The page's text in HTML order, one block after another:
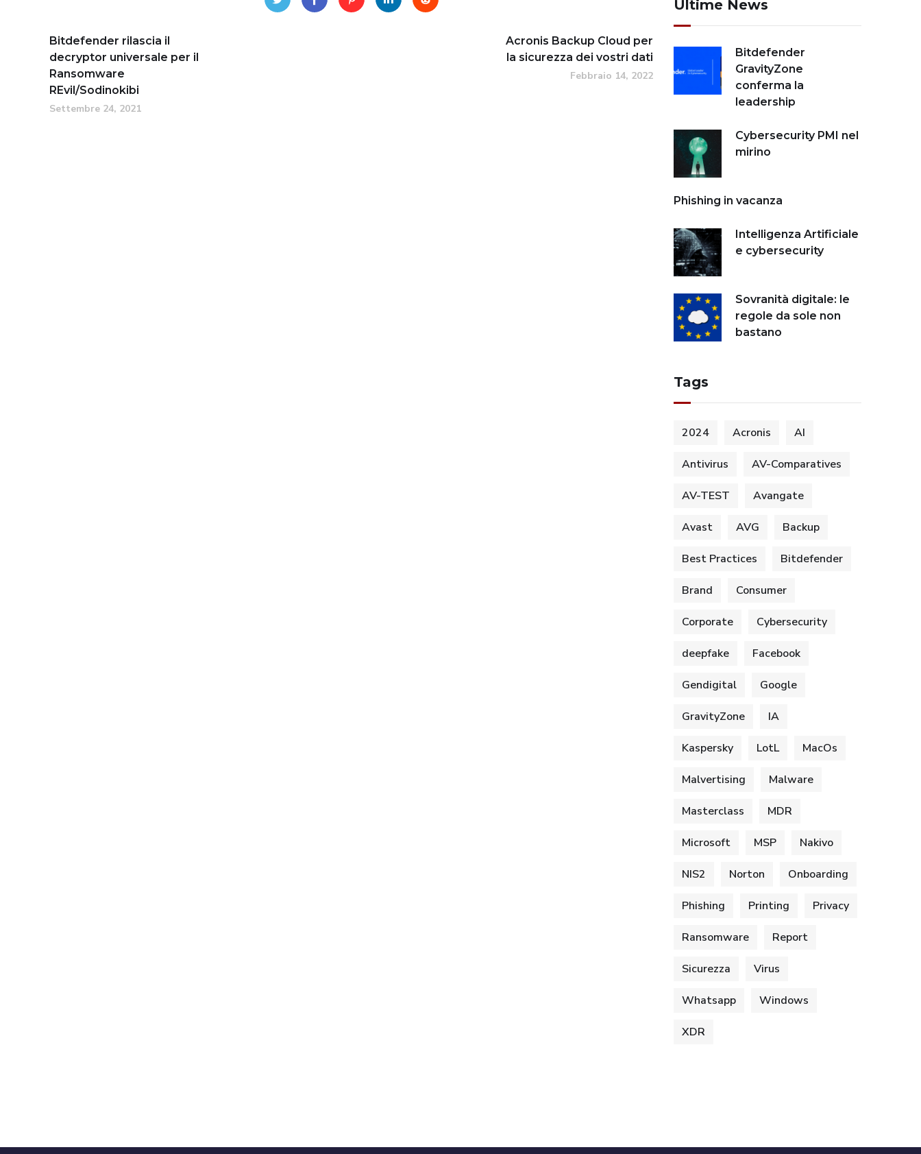
Bitdefender rilascia il
decryptor universale per il
Ransomware
REvil/Sodinokibi
Settembre 24, 2021
Acronis Backup Cloud per
la sicurezza dei vostri dati
Febbraio 14, 2022
Ultime News
Bitdefender
GravityZone
conferma la
leadership
Cybersecurity PMI nel
mirino
Phishing in vacanza
Intelligenza Artificiale
e cybersecurity
Sovranità digitale: le
regole da sole non
bastano
Tags
2024 Acronis AI
Antivirus AV-Comparatives
AV-TEST Avangate
Avast AVG Backup
Best Practices Bitdefender
Brand Consumer
Corporate Cybersecurity
deepfake Facebook
Gendigital Google
GravityZone IA
Kaspersky LotL MacOs
Malvertising Malware
Masterclass MDR
Microsoft MSP Nakivo
NIS2 Norton Onboarding
Phishing Printing Privacy
Ransomware Report
Sicurezza Virus
Whatsapp Windows
XDR